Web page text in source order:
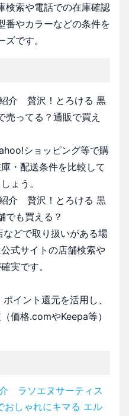
検索や電話での在庫確認
番やカラーなどの条件を
です。
介 贅沢！とろける 黒
売ってる？通販で買え
ショッピング等で購
・配送条件を比較して
ょう。
介 贅沢！とろける 黒
でも買える？
どで取り扱いがある場
式サイトの店舗検索や
実です。
イント還元を活用し、
価格.comやKeepa等）
ラソエヌサーティス
おしゃれにキマる エル